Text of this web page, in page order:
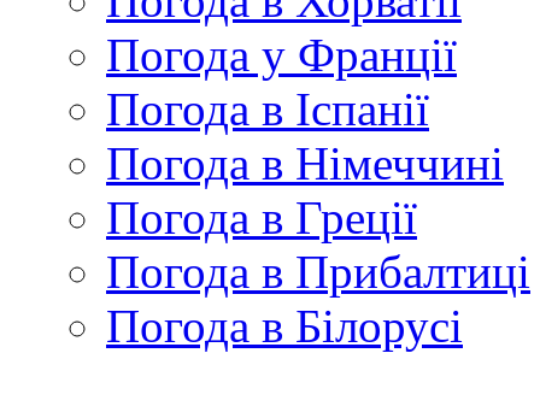
Погода у Франції
Погода в Іспанії
Погода в Німеччині
Погода в Греції
Погода в Прибалтиці
Погода в Білорусі